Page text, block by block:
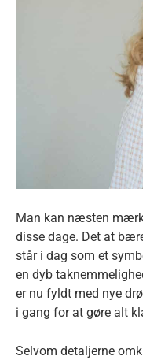
Man kan næsten
disse dage. Det at
står i dag som et
en dyb
er nu fyldt med nye
i gang for at gøre alt
Selvom detaljerne